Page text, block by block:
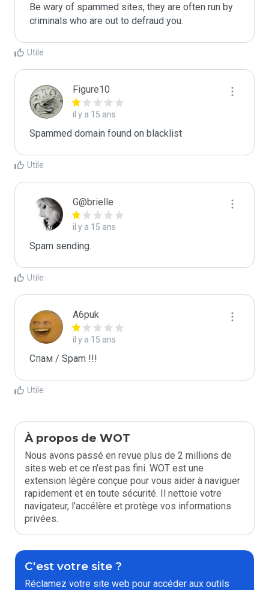
Be wary of spammed sites, they are often run by
criminals who are out to defraud you.
Utile
Figure10
il y a 15 ans
Spammed domain found on blacklist
Utile
G@brielle
il y a 15 ans
Spam sending.
Utile
A6puk
il y a 15 ans
Спам / Spam !!!
Utile
À propos de WOT
Nous avons passé en revue plus de 2 millions de
sites web et ce n'est pas fini. WOT est une
extension légère conçue pour vous aider à naviguer
rapidement et en toute sécurité. Il nettoie votre
navigateur, l'accélère et protège vos informations
privées.
C'est votre site ?
Réclamez votre site web pour accéder aux outils